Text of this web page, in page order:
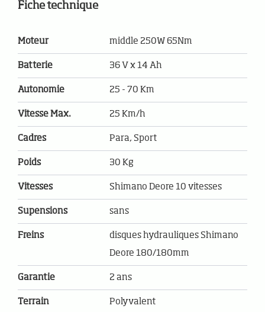
Fiche technique
Moteur middle 250W 65Nm
Batterie 36 V x 14 Ah
Autonomie 25 - 70 Km
Vitesse Max. 25 Km/h
Cadres Para, Sport
Poids 30 Kg
Vitesses Shimano Deore 10 vitesses
Supensions sans
Freins
disques hydrauliques Shimano
Deore 180/180mm
Garantie 2 ans
Terrain Polyvalent